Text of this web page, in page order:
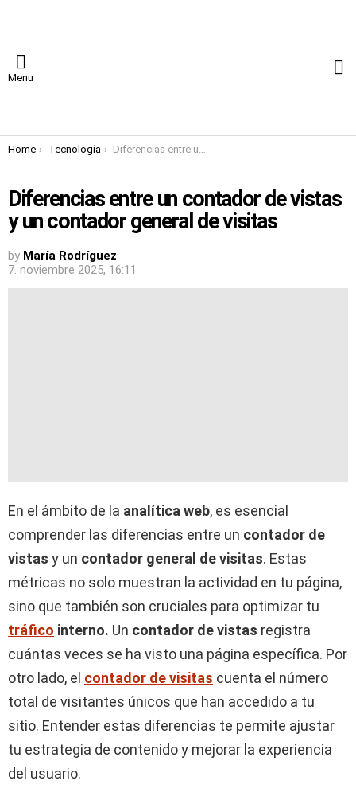
Menu
You are here:
Home Tecnología Diferencias entre un contador de vistas y un contador general de visitas
Diferencias entre un contador de vistas
y un contador general de visitas
by María Rodríguez
7. noviembre 2025, 16:11
En el ámbito de la analítica web, es esencial
comprender las diferencias entre un contador de
vistas y un contador general de visitas. Estas
métricas no solo muestran la actividad en tu página,
sino que también son cruciales para optimizar tu
tráfico interno. Un contador de vistas registra
cuántas veces se ha visto una página específica. Por
otro lado, el contador de visitas cuenta el número
total de visitantes únicos que han accedido a tu
sitio. Entender estas diferencias te permite ajustar
tu estrategia de contenido y mejorar la experiencia
del usuario.